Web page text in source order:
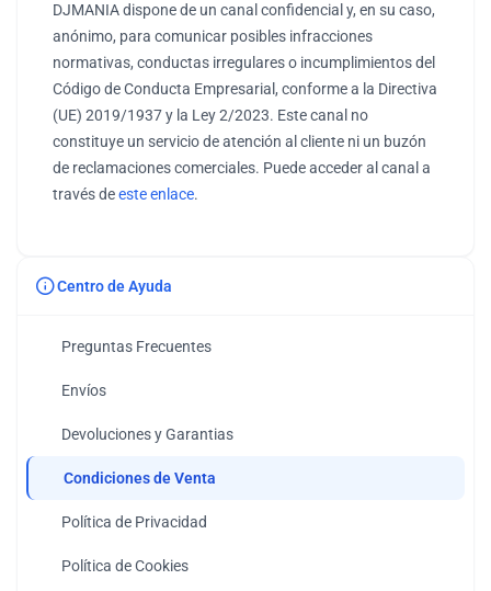
DJMANIA dispone de un canal confidencial y, en su caso,
anónimo, para comunicar posibles infracciones
normativas, conductas irregulares o incumplimientos del
Código de Conducta Empresarial, conforme a la Directiva
(UE) 2019/1937 y la Ley 2/2023. Este canal no
constituye un servicio de atención al cliente ni un buzón
de reclamaciones comerciales. Puede acceder al canal a
través deeste enlace.
Centro de Ayuda
Preguntas Frecuentes
Envíos
Devoluciones y Garantias
Condiciones de Venta
Política de Privacidad
Política de Cookies